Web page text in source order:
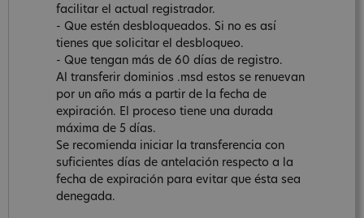
facilitar el actual registrador.
- Que estén desbloqueados. Si no es así
tienes que solicitar el desbloqueo.
- Que tengan más de 60 días de registro.
Al transferir dominios .msd estos se renuevan
por un año más a partir de la fecha de
expiración. El proceso tiene una durada
máxima de 5 días.
Se recomienda iniciar la transferencia con
suficientes días de antelación respecto a la
fecha de expiración para evitar que ésta sea
denegada.